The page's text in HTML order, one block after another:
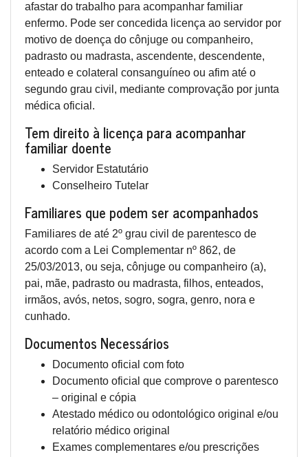
afastar do trabalho para acompanhar familiar
enfermo. Pode ser concedida licença ao servidor por
motivo de doença do cônjuge ou companheiro,
padrasto ou madrasta, ascendente, descendente,
enteado e colateral consanguíneo ou afim até o
segundo grau civil, mediante comprovação por junta
médica oficial.
Tem direito à licença para acompanhar
familiar doente
Servidor Estatutário
Conselheiro Tutelar
Familiares que podem ser acompanhados
Familiares de até 2º grau civil de parentesco de
acordo com a Lei Complementar nº 862, de
25/03/2013, ou seja, cônjuge ou companheiro (a),
pai, mãe, padrasto ou madrasta, filhos, enteados,
irmãos, avós, netos, sogro, sogra, genro, nora e
cunhado.
Documentos Necessários
Documento oficial com foto
Documento oficial que comprove o parentesco
– original e cópia
Atestado médico ou odontológico original e/ou
relatório médico original
Exames complementares e/ou prescrições